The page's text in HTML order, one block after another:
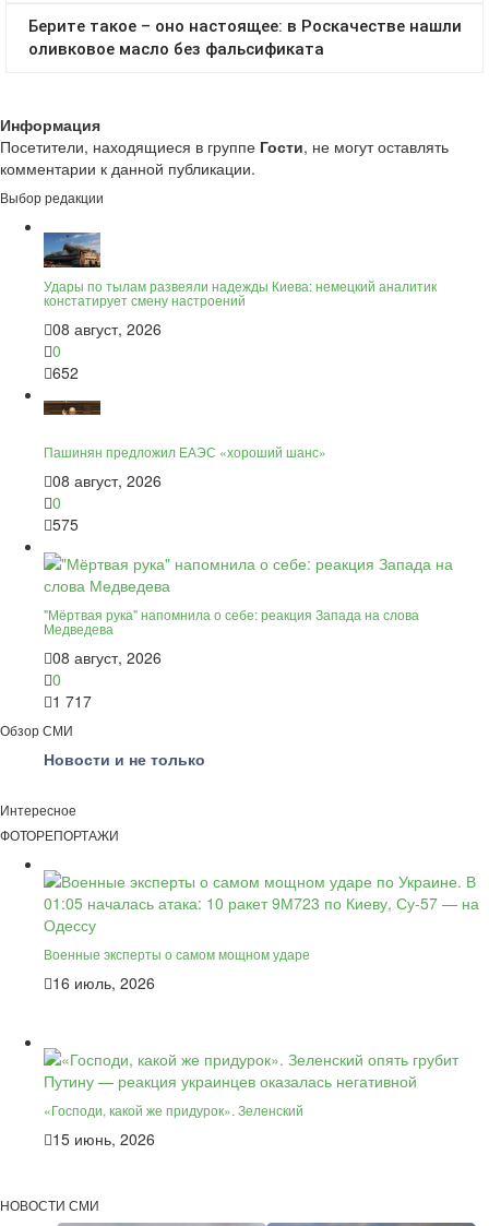
Информация
Посетители, находящиеся в группе Гости, не могут оставлять
комментарии к данной публикации.
Выбор редакции
Удары по тылам развеяли надежды Киева: немецкий аналитик
констатирует смену настроений
08 август, 2026
0
652
Пашинян предложил ЕАЭС «хороший шанс»
08 август, 2026
0
575
"Мёртвая рука" напомнила о себе: реакция Запада на слова
Медведева
08 август, 2026
0
1 717
Обзор СМИ
Новости и не только
Интересное
ФОТОРЕПОРТАЖИ
Военные эксперты о самом мощном ударе
16 июль, 2026
«Господи, какой же придурок». Зеленский
15 июнь, 2026
НОВОСТИ СМИ